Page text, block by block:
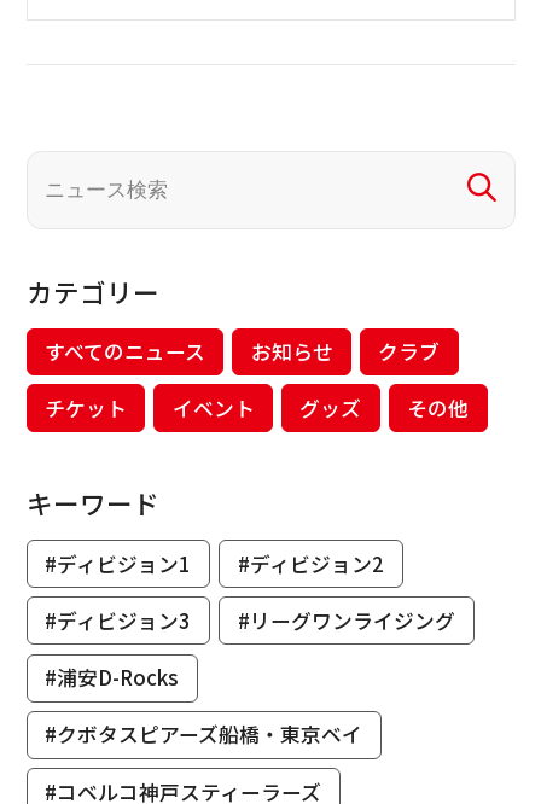
カテゴリー
すべてのニュース お知らせ
クラブ
チケット
イベント グッズ その他
キーワード
#ディビジョン1
#ディビジョン2
#ディビジョン3
#リーグワンライジング
#浦安D-Rocks
#クボタスピアーズ船橋・東京ベイ
#コベルコ神戸スティーラーズ